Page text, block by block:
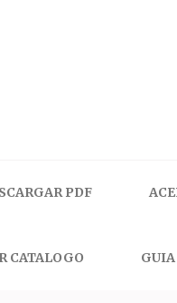
PDF
CATALOGO